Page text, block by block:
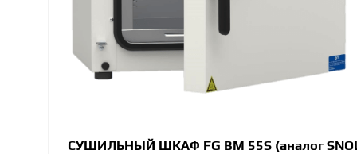
СУШИЛЬНЫЙ ШКАФ FG BM 55S (аналог